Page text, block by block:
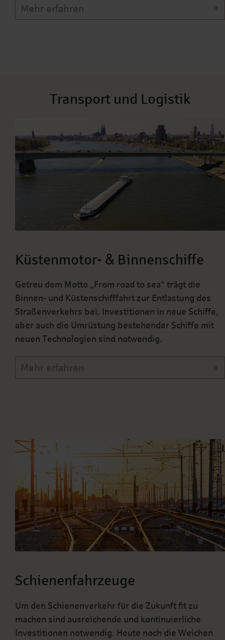
Mehr erfahren
Transport und Logistik
Küstenmotor- & Binnenschiffe
Getreu dem Motto „From road to sea“ trägt die
Binnen- und Küstenschifffahrt zur Entlastung des
Straßenverkehrs bei. Investitionen in neue Schiffe,
aber auch die Umrüstung bestehender Schiffe mit
neuen Technologien sind notwendig.
Mehr erfahren
Schienenfahrzeuge
Um den Schienenverkehr für die Zukunft fit zu
machen sind ausreichende und kontinuierliche
Investitionen notwendig. Heute noch die Weichen